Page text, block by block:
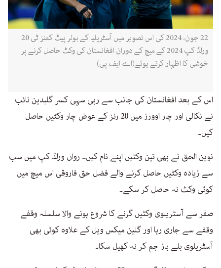
22 جون، 2024 کی اس تصویر میں آسٹریلیا کے بولر پیٹ کمنز ٹی 20
ورلڈ کپ 2024 کے میچ کے دوران افغانستان کی وکٹ حاصل کرنے پر
خوشی کا اظہار کرتے ہوئے(اے ایف پی)
اس کے بعد افغانستان کی جانب سے رہی سہی کسر گلبدین نائب
نے نکالی اور چار اوورز میں 20 رنز کے عوض چار وکٹیں حاصل
کیں۔
نوین الحق نے بھی تین وکٹیں اپنے نام کیں۔ رواں ورلڈ کپ میں سب
سے زیادہ وکٹیں حاصل کرنے والے فضل حق فاروقی اس میچ میں
کوئی وکٹ نہ حاصل کر سکے۔
صفر سے آسٹریلوی وکٹیں گرنے کا شروع ہونے والا سلسلہ وقفے
وقفے سے جاری رہا اور گلین میکس ویل کے علاوہ کوئی بھی
آسٹریلوی بلے باز جم کر نہ کھیل سکا۔